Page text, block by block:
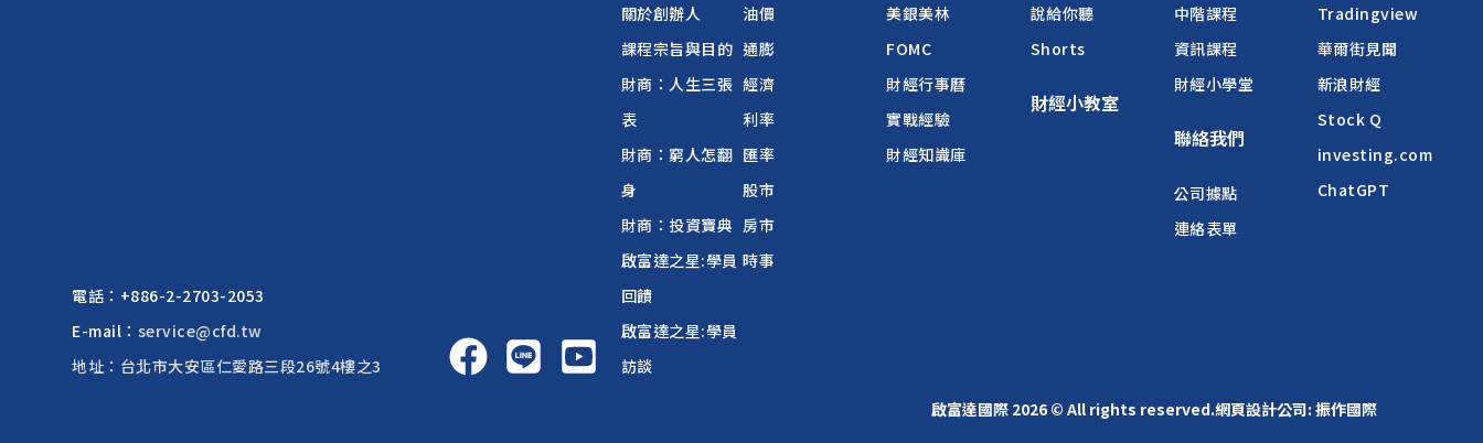
電話： +886-2-2703-2053
E-mail： service@cfd.tw
地址：台北市大安區仁愛路三段26號4樓之3
關於創辦人
課程宗旨與目的
財商：人生三張
表
財商：窮人怎翻
身
財商：投資寶典
啟富達之星:學員
回饋
啟富達之星:學員
訪談
油價
通膨
經濟
利率
匯率
股市
房市
時事
美銀美林
FOMC
財經行事曆
實戰經驗
財經知識庫
說給你聽
Shorts
財經小教室
中階課程
資訊課程
財經小學堂
聯絡我們
公司據點
連絡表單
Tradingview
華爾街見聞
新浪財經
Stock Q
investing.com
ChatGPT
啟富達國際 2026 © All rights reserved.網頁設計公司: 振作國際